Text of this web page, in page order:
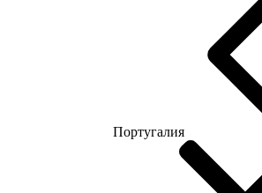
Португалия